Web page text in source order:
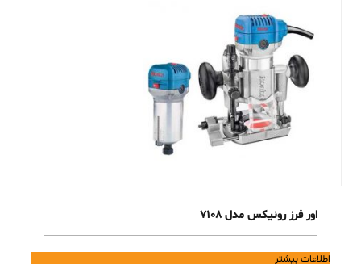
اور فرز رونیکس مدل 7108
اطلاعات بیشتر